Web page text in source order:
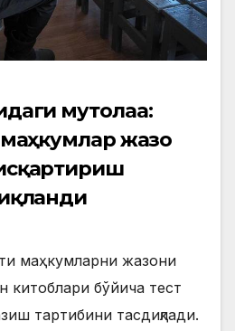
мутолаа:
жазо
маҳкумларни жазони
китоблари бўйича тест
тартибини тасдиқлади.